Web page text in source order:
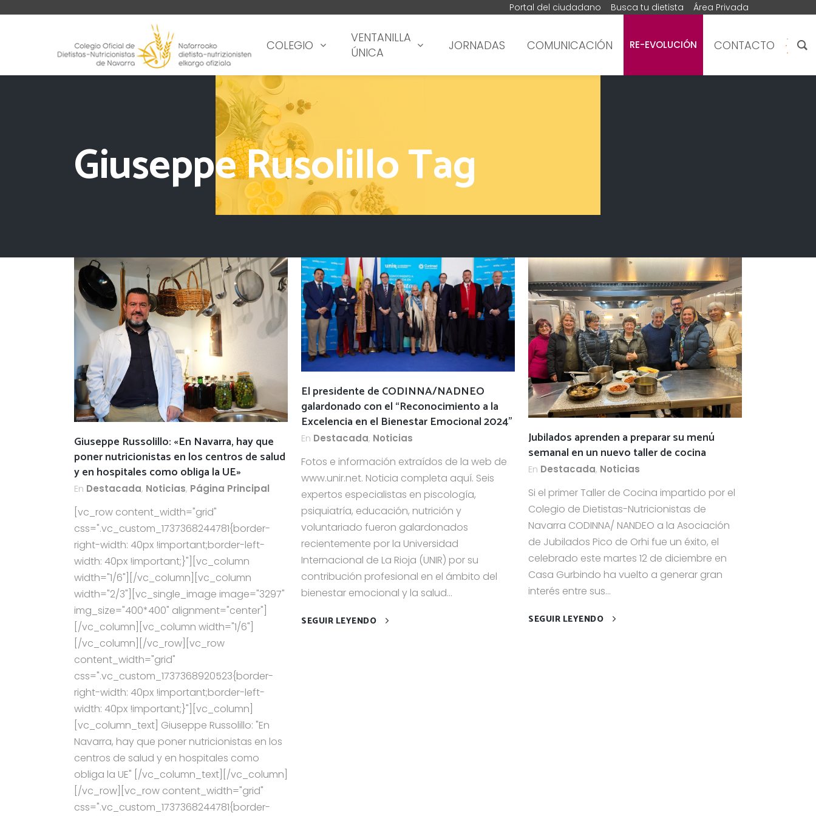
Portal del ciudadano Busca tu dietista Área Privada
COLEGIO
VENTANILLA
ÚNICA
JORNADAS COMUNICACIÓN RE-EVOLUCIÓN CONTACTO
Giuseppe Rusolillo Tag
Giuseppe Russolillo: «En Navarra, hay que
poner nutricionistas en los centros de salud
y en hospitales como obliga la UE»
En Destacada, Noticias, Página Principal
[vc_row content_width="grid"
css=".vc_custom_1737368244781{border-
right-width: 40px !important;border-left-
width: 40px !important;}"][vc_column
width="1/6"][/vc_column][vc_column
width="2/3"][vc_single_image image="3297"
img_size="400*400" alignment="center"]
[/vc_column][vc_column width="1/6"]
[/vc_column][/vc_row][vc_row
content_width="grid"
css=".vc_custom_1737368920523{border-
right-width: 40px !important;border-left-
width: 40px !important;}"][vc_column]
[vc_column_text] Giuseppe Russolillo: "En
Navarra, hay que poner nutricionistas en los
centros de salud y en hospitales como
obliga la UE" [/vc_column_text][/vc_column]
[/vc_row][vc_row content_width="grid"
css=".vc_custom_1737368244781{border-
El presidente de CODINNA/NADNEO
galardonado con el “Reconocimiento a la
Excelencia en el Bienestar Emocional 2024”
En Destacada, Noticias
Fotos e información extraídos de la web de
www.unir.net. Noticia completa aquí. Seis
expertos especialistas en piscología,
psiquiatría, educación, nutrición y
voluntariado fueron galardonados
recientemente por la Universidad
Internacional de La Rioja (UNIR) por su
contribución profesional en el ámbito del
bienestar emocional y la salud...
SEGUIR LEYENDO
Jubilados aprenden a preparar su menú
semanal en un nuevo taller de cocina
En Destacada, Noticias
Si el primer Taller de Cocina impartido por el
Colegio de Dietistas-Nutricionistas de
Navarra CODINNA/ NANDEO a la Asociación
de Jubilados Pico de Orhi fue un éxito, el
celebrado este martes 12 de diciembre en
Casa Gurbindo ha vuelto a generar gran
interés entre sus...
SEGUIR LEYENDO